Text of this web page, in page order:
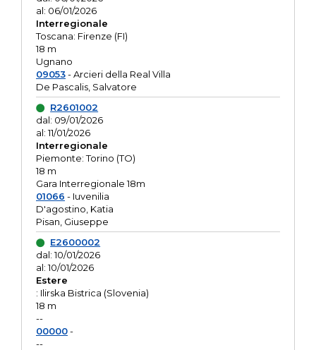
al: 06/01/2026
Interregionale
Toscana: Firenze (FI)
18 m
Ugnano
09053- Arcieri della Real Villa
De Pascalis, Salvatore
R2601002
dal: 09/01/2026
al: 11/01/2026
Interregionale
Piemonte: Torino (TO)
18 m
Gara Interregionale 18m
01066 - Iuvenilia
D'agostino, Katia
Pisan, Giuseppe
E2600002
dal: 10/01/2026
al: 10/01/2026
Estere
: Ilirska Bistrica (Slovenia)
18 m
--
00000-
--